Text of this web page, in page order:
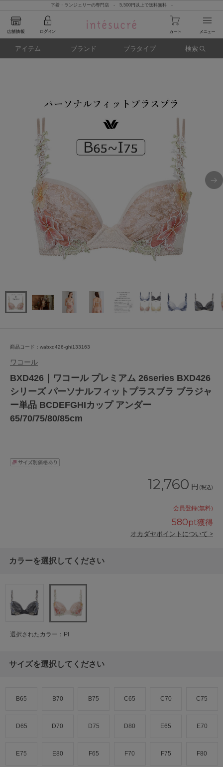
下着・ランジェリーの専門店 - 5,500円以上で送料無料 -
アイテム ブランド ブラタイプ 検索
商品コード：wabxd426-ghi133163
ワコール
BXD426｜ワコール プレミアム 26series BXD426
シリーズ パーソナルフィットプラスブラ ブラジャ
ー単品 BCDEFGHIカップ アンダー
65/70/75/80/85cm
12,760 円 (税込)
会員登録(無料)
580pt獲得
オカダヤポイントについて >
カラーを選択してください
選択されたカラー：PI
サイズを選択してください
B65 B70 B75 C65 C70 C75
D65 D70 D75 D80 E65 E70
E75 E80 F65 F70 F75 F80